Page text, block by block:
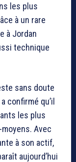
les plus
à un rare
à Jordan
technique
sans doute
confirmé qu’il
les plus
Avec
à son actif,
aujourd’hui